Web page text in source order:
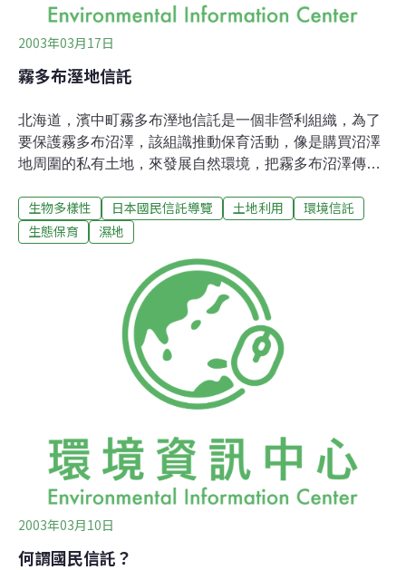
2003年03月17日
霧多布溼地信託
北海道，濱中町霧多布溼地信託是一個非營利組織，為了
要保護霧多布沼澤，該組識推動保育活動，像是購買沼澤
地周圍的私有土地，來發展自然環境，把霧多布沼澤傳給
週遭的自然環境傳承給未來的孩子」是這個組織的任務。
霧多布沼澤是日本第三大的沼澤地。夏天開滿花的景色據
的日本鶴、路旁的北海道梅花鹿或是一群高聲喧嘩的鵝在
空中飛過，他們都讚嘆這裡就像一個世外桃花源。 然而，
沒有人確定能夠永久保存這片沼澤的自然環境。因此，在
1986年8月，當地年輕人成立了「霧多布沼澤俱樂部」來
保護這片沼澤地。他們幸運地得到全日本的支持，俱樂部
才得以從地主租得一部分40公頃沼澤地展開保護活動，做
為保護沼澤風景區的模範。這是私人團體以租賃的方式保
生物多樣性 日本國民信託導覽 土地利用
環境信託
生態保育
濕地
2003年03月10日
何謂國民信託？